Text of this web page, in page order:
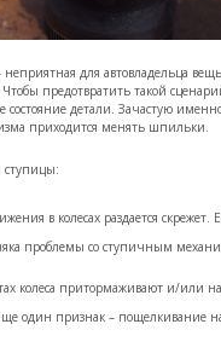
для автовладельца
Чтобы предотвратить такой
состояние детали. Зачастую
приходится менять шпильки.
ступицы:
в колесах раздается
проблемы со ступичным
колеса притормаживают и/или
один признак – пощелкивание